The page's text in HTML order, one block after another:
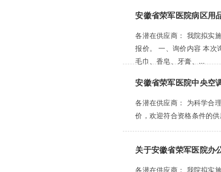
安徽省荣军医院病区用
各潜在供应商： 我院拟实
报价。 一、询价内容 本次
毛巾、香皂、牙膏、...
安徽省荣军医院中央空
各潜在供应商： 为科学合
价，欢迎符合资格条件的
关于安徽省荣军医院办
各潜在供应商： 我院拟实